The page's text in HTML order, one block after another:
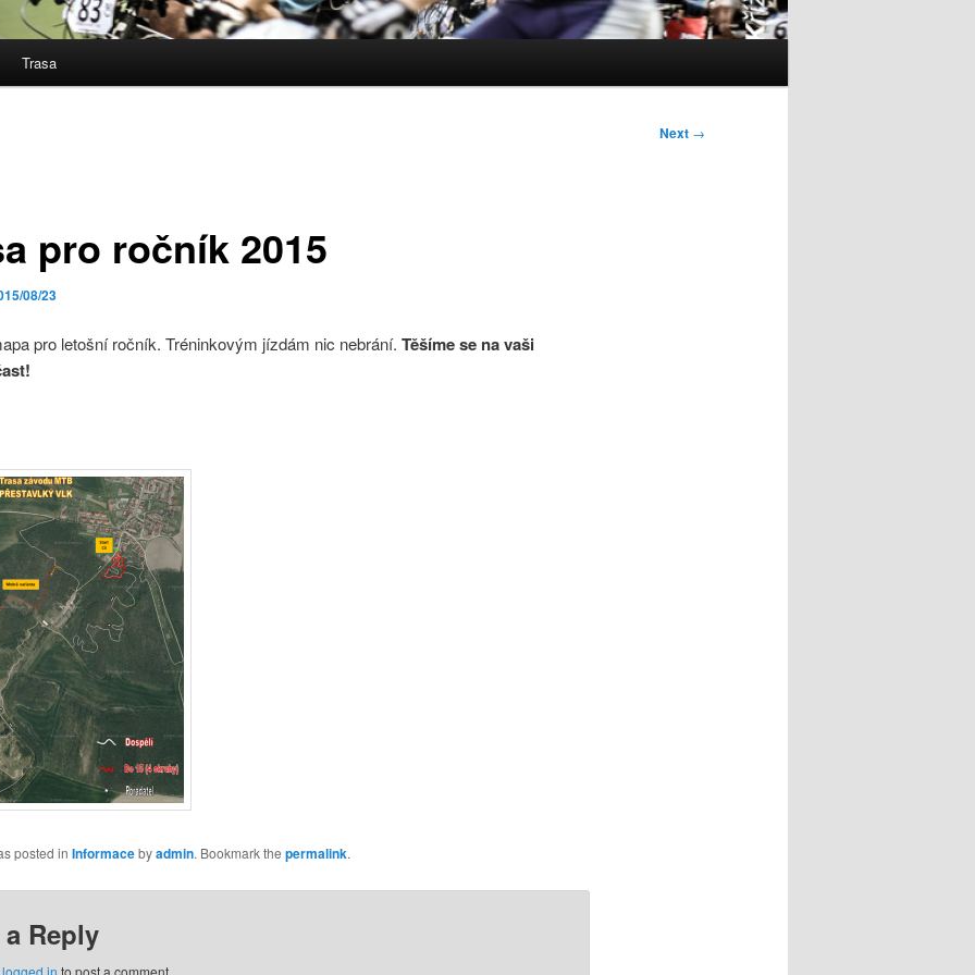
Trasa
Next →
pro ročník 2015
08/23
pro letošní ročník. Tréninkovým jízdám nic nebrání. Těšíme se na vaši
posted in Informacebyadmin. Bookmark the permalink.
a Reply
logged in to post a comment.